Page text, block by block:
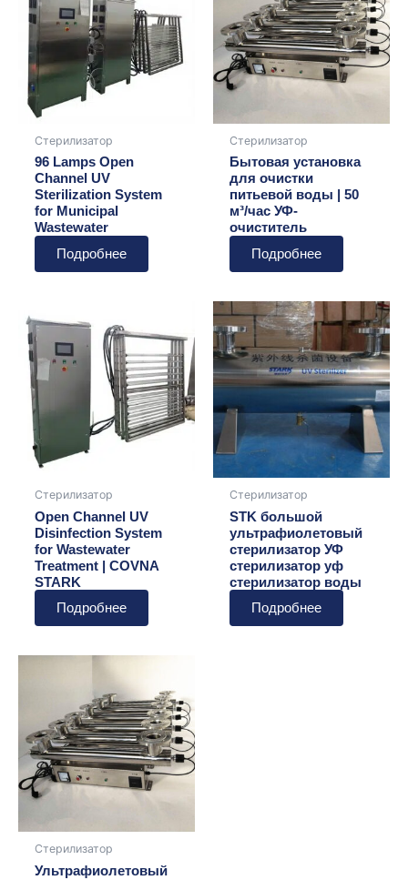
Стерилизатор
96 Lamps Open
Channel UV
Sterilization System
for Municipal
Wastewater
Подробнее
Стерилизатор
Бытовая установка
для очистки
питьевой воды | 50
м³/час УФ-
очиститель
Подробнее
Стерилизатор
Open Channel UV
Disinfection System
for Wastewater
Treatment | COVNA
STARK
Подробнее
Стерилизатор
STK большой
ультрафиолетовый
стерилизатор УФ
стерилизатор уф
стерилизатор воды
Подробнее
Стерилизатор
Ультрафиолетовый